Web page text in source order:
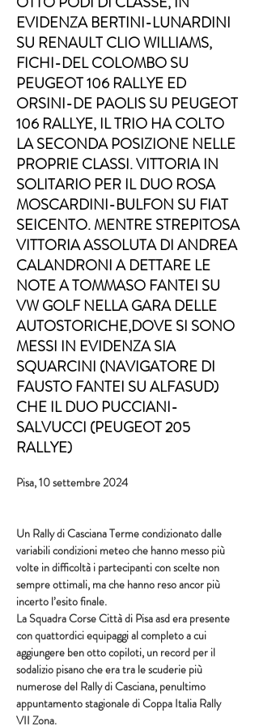
EVIDENZA BERTINI-LUNARDINI
SU RENAULT CLIO WILLIAMS,
FICHI-DEL COLOMBO SU
PEUGEOT 106 RALLYE ED
ORSINI-DE PAOLIS SU PEUGEOT
106 RALLYE, IL TRIO HA COLTO
LA SECONDA POSIZIONE NELLE
PROPRIE CLASSI. VITTORIA IN
SOLITARIO PER IL DUO ROSA
MOSCARDINI-BULFON SU FIAT
SEICENTO. MENTRE STREPITOSA
VITTORIA ASSOLUTA DI ANDREA
CALANDRONI A DETTARE LE
NOTE A TOMMASO FANTEI SU
VW GOLF NELLA GARA DELLE
AUTOSTORICHE,DOVE SI SONO
MESSI IN EVIDENZA SIA
SQUARCINI (NAVIGATORE DI
FAUSTO FANTEI SU ALFASUD)
CHE IL DUO PUCCIANI-
SALVUCCI (PEUGEOT 205
RALLYE)
Pisa, 10 settembre 2024
Un Rally di Casciana Terme condizionato dalle
variabili condizioni meteo che hanno messo più
volte in difficoltà i partecipanti con scelte non
sempre ottimali, ma che hanno reso ancor più
incerto l’esito finale.
La Squadra Corse Città di Pisa asd era presente
con quattordici equipaggi al completo a cui
aggiungere ben otto copiloti, un record per il
sodalizio pisano che era tra le scuderie più
numerose del Rally di Casciana, penultimo
appuntamento stagionale di Coppa Italia Rally
VII Zona.